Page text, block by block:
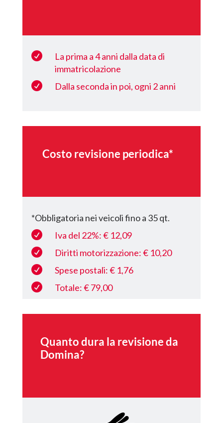

La prima a 4 anni dalla data di
immatricolazione

Dalla seconda in poi, ogni 2 anni
Costo revisione periodica*
*Obbligatoria nei veicoli fino a 35 qt.

Iva del 22%: € 12,09

Diritti motorizzazione: € 10,20

Spese postali: € 1,76

Totale: € 79,00
Quanto dura la revisione da
Domina?